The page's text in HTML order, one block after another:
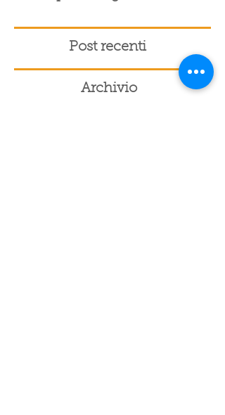
Post recenti
Archivio